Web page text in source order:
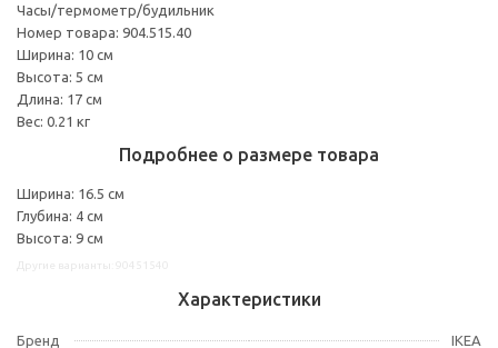
Часы/термометр/будильник
Номер товара: 904.515.40
Ширина: 10 см
Высота: 5 см
Длина: 17 см
Вес: 0.21 кг
Подробнее о размере товара
Ширина: 16.5 см
Глубина: 4 см
Высота: 9 см
Характеристики
Бренд
IKEA